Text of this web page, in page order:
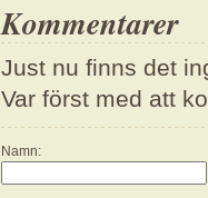
Kommentarer
Just nu finns det
Var först med att
Namn: